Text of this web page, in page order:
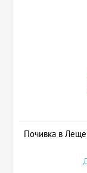
Почивка в